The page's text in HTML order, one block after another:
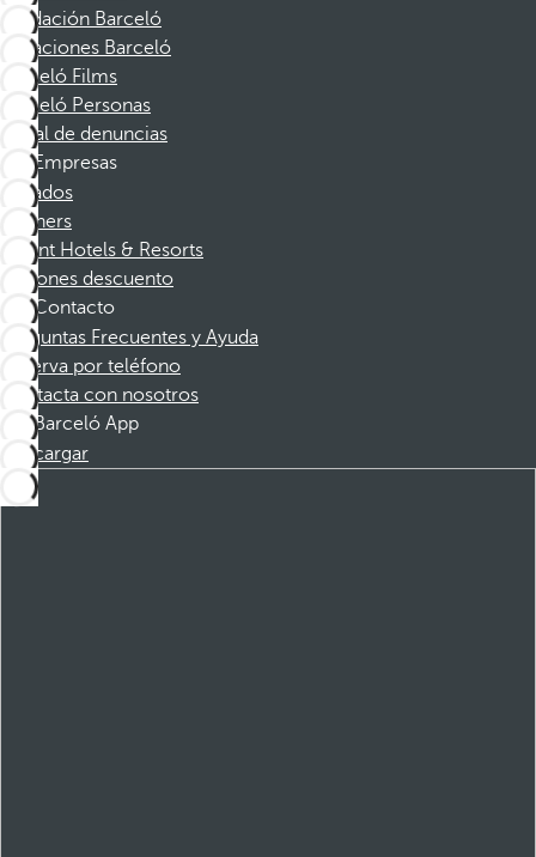
Fundación Barceló
Vacaciones Barceló
Barceló Films
Barceló Personas
Canal de denuncias
Empresas
Afiliados
Partners
Dorint Hotels & Resorts
Cupones descuento
Contacto
Preguntas Frecuentes y Ayuda
Reserva por teléfono
Contacta con nosotros
Barceló App
Descargar